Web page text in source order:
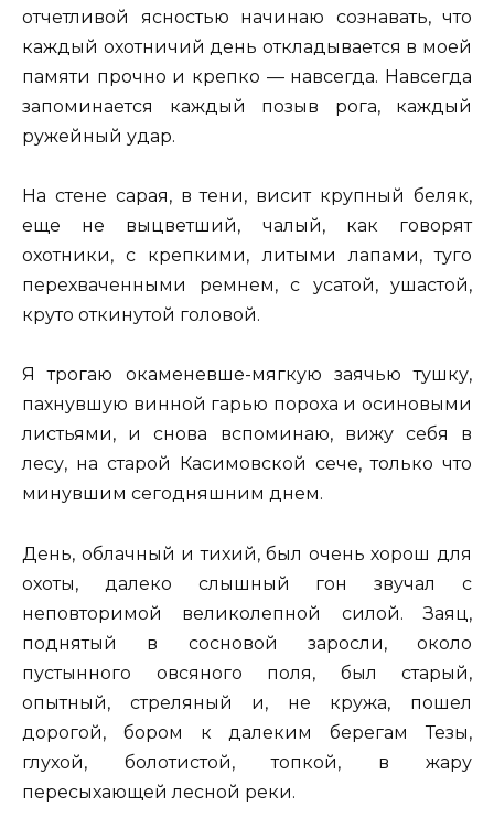
отчетливой ясностью начинаю сознавать, что
каждый охотничий день откладывается в моей
памяти прочно и крепко — навсегда. Навсегда
запоминается каждый позыв рога, каждый
ружейный удар.
На стене сарая, в тени, висит крупный беляк,
еще не выцветший, чалый, как говорят
охотники, с крепкими, литыми лапами, туго
перехваченными ремнем, с усатой, ушастой,
круто откинутой головой.
Я трогаю окаменевше-мягкую заячью тушку,
пахнувшую винной гарью пороха и осиновыми
листьями, и снова вспоминаю, вижу себя в
лесу, на старой Касимовской сече, только что
минувшим сегодняшним днем.
День, облачный и тихий, был очень хорош для
охоты, далеко слышный гон звучал с
неповторимой великолепной силой. Заяц,
поднятый в сосновой заросли, около
пустынного овсяного поля, был старый,
опытный, стреляный и, не кружа, пошел
дорогой, бором к далеким берегам Тезы,
глухой, болотистой, топкой, в жару
пересыхающей лесной реки.